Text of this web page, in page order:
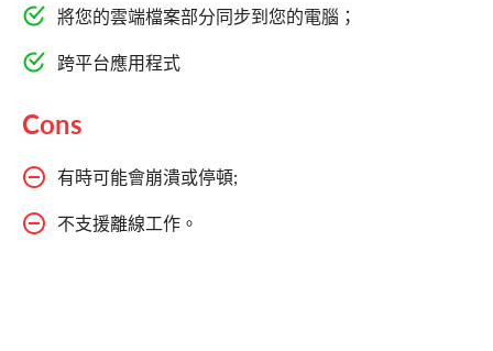
將您的雲端檔案部分同步到您的電腦；
跨平台應用程式
Cons
有時可能會崩潰或停頓;
不支援離線工作。